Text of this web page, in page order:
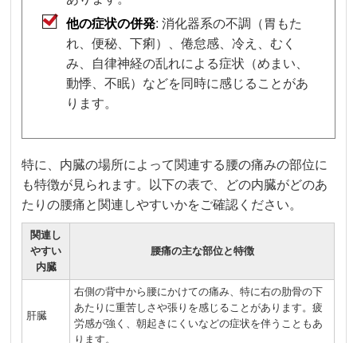
他の症状の併発: 消化器系の不調（胃もた
れ、便秘、下痢）、倦怠感、冷え、むく
み、自律神経の乱れによる症状（めまい、
動悸、不眠）などを同時に感じることがあ
ります。
特に、内臓の場所によって関連する腰の痛みの部位に
も特徴が見られます。以下の表で、どの内臓がどのあ
たりの腰痛と関連しやすいかをご確認ください。
関連し
やすい
内臓
腰痛の主な部位と特徴
肝臓
右側の背中から腰にかけての痛み、特に右の肋骨の下
あたりに重苦しさや張りを感じることがあります。疲
労感が強く、朝起きにくいなどの症状を伴うこともあ
ります。